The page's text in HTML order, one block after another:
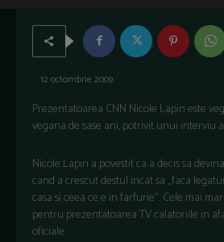
12 octombrie 2009
Prezentatoarea CNN Nicole Lapin este
vegana de sase ani, potrivit unui interviu
Nicole Lapin a povestit ca a decis sa
cand a crescut destul incat sa „faca
casa si ceea ce e in farfurie”. Cele mai
pentru prezentatoarea TV calatoriile in
oficiale.